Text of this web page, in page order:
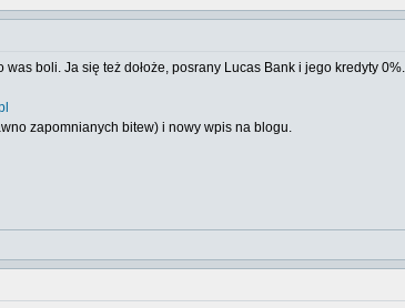
boli. Ja się też dołoże, posrany Lucas Bank i jego kredyty
zapomnianych bitew) i nowy wpis na blogu.